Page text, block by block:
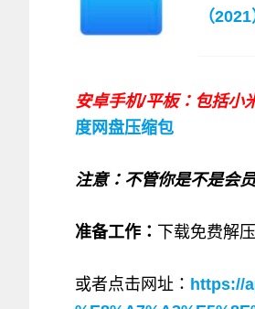
（2021
安卓手机/平板：包括小
度网盘压缩包
注意：不管你是不是会
准备工作： 下载免费解
或者点击网址： https://